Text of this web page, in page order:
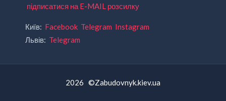
підписатися на E-MAIL розсилку
Київ: Facebook Telegram Instagram
Львів: Telegram
2026 ©Zabudovnyk.kiev.ua